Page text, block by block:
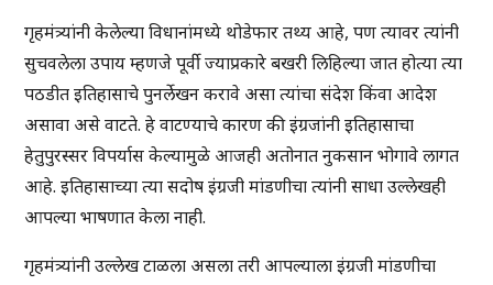
गृहमंत्र्यांनी केलेल्या विधानांमध्ये थोडेफार तथ्य आहे, पण त्यावर त्यांनी
सुचवलेला उपाय म्हणजे पूर्वी ज्याप्रकारे बखरी लिहिल्या जात होत्या त्या
पठडीत इतिहासाचे पुनर्लेखन करावे असा त्यांचा संदेश किंवा आदेश
असावा असे वाटते. हे वाटण्याचे कारण की इंग्रजांनी इतिहासाचा
हेतुपुरस्सर विपर्यास केल्यामुळे आजही अतोनात नुकसान भोगावे लागत
आहे. इतिहासाच्या त्या सदोष इंग्रजी मांडणीचा त्यांनी साधा उल्लेखही
आपल्या भाषणात केला नाही.
गृहमंत्र्यांनी उल्लेख टाळला असला तरी आपल्याला इंग्रजी मांडणीचा